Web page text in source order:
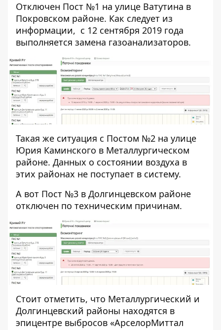
Отключен Пост №1 на улице Ватутина в
Покровском районе. Как следует из
информации, с 12 сентября 2019 года
выполняется замена газоанализаторов.
Такая же ситуация с Постом №2 на улице
Юрия Каминского в Металлургическом
районе. Данных о состоянии воздуха в
этих районах не поступает в систему.
А вот Пост №3 в Долгинцевском районе
отключен по техническим причинам.
Стоит отметить, что Металлургический и
Долгинцевский районы находятся в
эпицентре выбросов «АрселорМиттал